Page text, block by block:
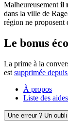
Malheureusement il
dans la ville de
région ne proposent
Le bonus
La prime à la
est supprimée
À propos
Liste des aides
Une erreur ? Un